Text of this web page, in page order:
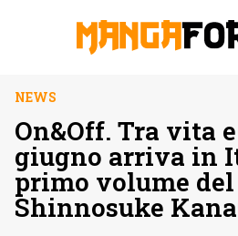
NEWS
On&Off. Tra vita
giugno arriva in
primo volume
Shinnosuke